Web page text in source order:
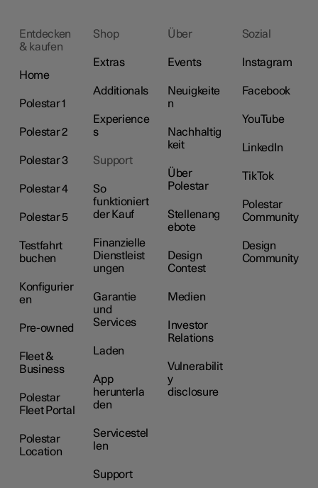
Entdecken
& kaufen
Home
Polestar 1
Polestar 2
Polestar 3
Polestar 4
Polestar 5
Testfahrt
buchen
Konfigurier
en
Pre-owned
Fleet &
Business
Polestar
Fleet Portal
Polestar
Location
Shop
Extras
Additionals
Experience
s
Support
So
funktioniert
der Kauf
Finanzielle
Dienstleist
ungen
Garantie
und
Services
Laden
App
herunterla
den
Servicestel
len
Support
Über
Events
Neuigkeite
n
Nachhaltig
keit
Über
Polestar
Stellenang
ebote
Design
Contest
Medien
Investor
Relations
Vulnerabilit
y
disclosure
Sozial
Instagram
Facebook
YouTube
LinkedIn
TikTok
Polestar
Community
Design
Community